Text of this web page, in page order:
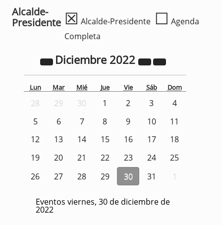
Alcalde-
Presidente ☒ Alcalde-Presidente ☐ Agenda
Completa
Diciembre 2022
Lun Mar Mié Jue Vie Sáb Dom
28 29 30 1 2 3
4
5
6 7 8 9 10
11
12
13 14 15 16 17
18
19
20 21 22 23 24
25
26
27 28 29 30 31 1
Eventos viernes, 30 de diciembre de
2022